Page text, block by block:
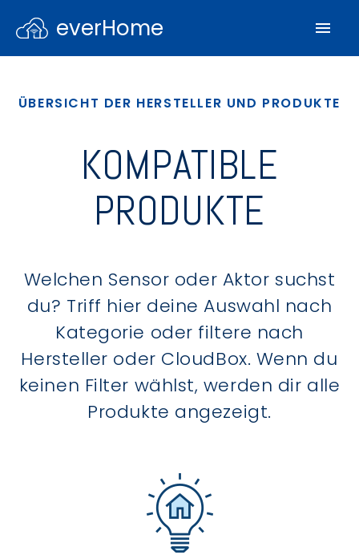
everHome
ÜBERSICHT DER HERSTELLER UND PRODUKTE
KOMPATIBLE
PRODUKTE
Welchen Sensor oder Aktor suchst
du? Triff hier deine Auswahl nach
Kategorie oder filtere nach
Hersteller oder CloudBox. Wenn du
keinen Filter wählst, werden dir alle
Produkte angezeigt.